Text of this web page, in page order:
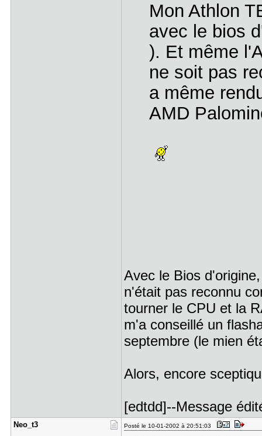
Mon Athlon
avec le bios
). Et même
ne soit pas
a même
AMD
Avec le Bios
n'était pas reconnu
tourner le CPU et la
m'a conseillé un
septembre (le mien
Alors, encore
[edtdd]--Message
Neo_t3 Posté le 10-01-2002 à 20:51:03